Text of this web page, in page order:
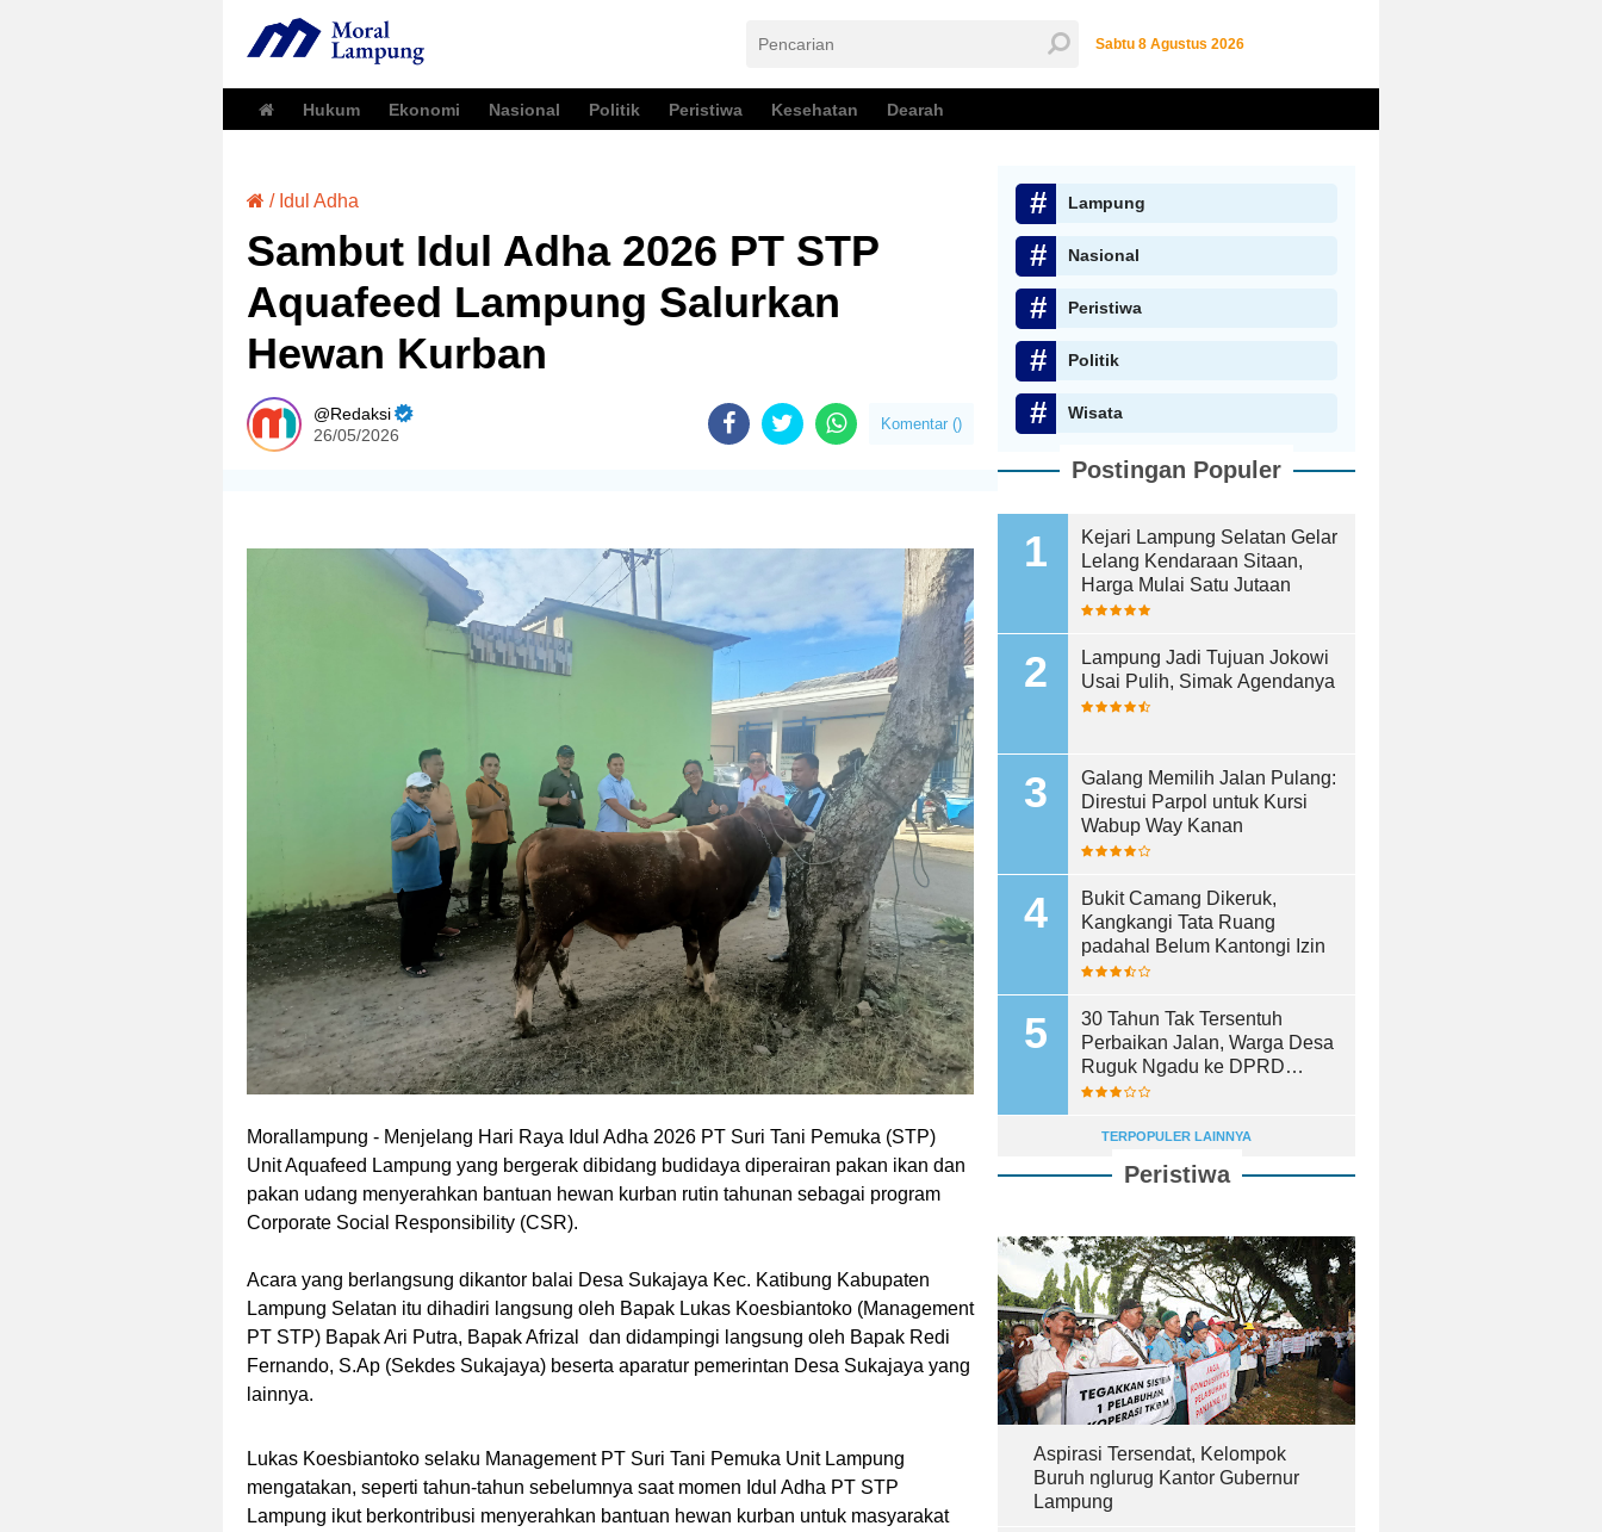
Sabtu 8 Agustus 2026
Hukum Ekonomi Nasional Politik Peristiwa Kesehatan Dearah
/ Idul Adha
Sambut Idul Adha 2026 PT STP
Aquafeed Lampung Salurkan
Hewan Kurban
Redaksi
26/05/2026
Komentar ()
Morallampung - Menjelang Hari Raya Idul Adha 2026 PT Suri Tani Pemuka (STP)
Unit Aquafeed Lampung yang bergerak dibidang budidaya diperairan pakan ikan dan
pakan udang menyerahkan bantuan hewan kurban rutin tahunan sebagai program
Corporate Social Responsibility (CSR).
Acara yang berlangsung dikantor balai Desa Sukajaya Kec. Katibung Kabupaten
Lampung Selatan itu dihadiri langsung oleh Bapak Lukas Koesbiantoko (Management
PT STP) Bapak Ari Putra, Bapak Afrizal dan didampingi langsung oleh Bapak Redi
Fernando, S.Ap (Sekdes Sukajaya) beserta aparatur pemerintan Desa Sukajaya yang
lainnya.
Lukas Koesbiantoko selaku Management PT Suri Tani Pemuka Unit Lampung
mengatakan, seperti tahun-tahun sebelumnya saat momen Idul Adha PT STP
Lampung ikut berkontribusi menyerahkan bantuan hewan kurban untuk masyarakat
Lampung
Nasional
Peristiwa
Politik
Wisata
Postingan Populer
Kejari Lampung Selatan Gelar
Lelang Kendaraan Sitaan,
Harga Mulai Satu Jutaan
Lampung Jadi Tujuan Jokowi
Usai Pulih, Simak Agendanya
Galang Memilih Jalan Pulang:
Direstui Parpol untuk Kursi
Wabup Way Kanan
Bukit Camang Dikeruk,
Kangkangi Tata Ruang
padahal Belum Kantongi Izin
30 Tahun Tak Tersentuh
Perbaikan Jalan, Warga Desa
Ruguk Ngadu ke DPRD
Lampung Selatan
TERPOPULER LAINNYA
Peristiwa
Aspirasi Tersendat, Kelompok
Buruh nglurug Kantor Gubernur
Lampung